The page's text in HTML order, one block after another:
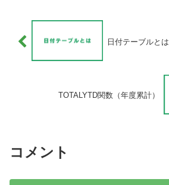
日付テーブルとは
TOTALYTD関数（年度累計）
コメント